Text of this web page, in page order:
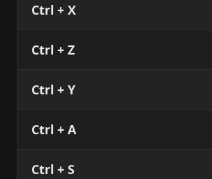
Ctrl + X
Ctrl + Z
Ctrl + Y
Ctrl + A
Ctrl + S